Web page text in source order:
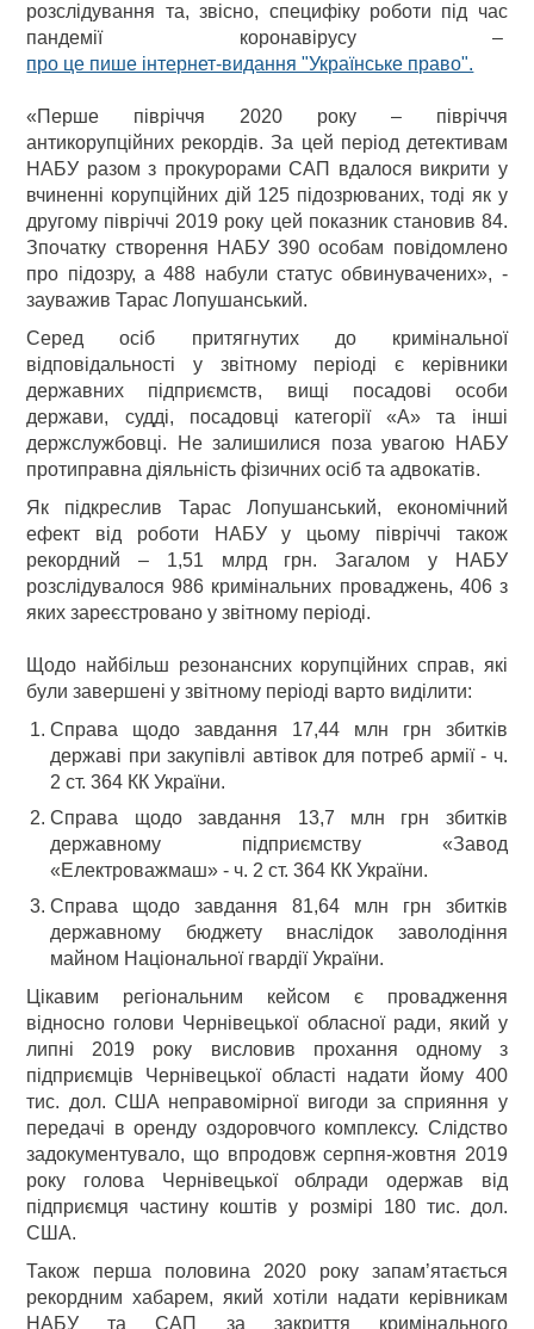
розслідування та, звісно, специфіку роботи під час
пандемії коронавірусу –
про це пише інтернет-видання "Українське право".
«Перше півріччя 2020 року – півріччя
антикорупційних рекордів. За цей період детективам
НАБУ разом з прокурорами САП вдалося викрити у
вчиненні корупційних дій 125 підозрюваних, тоді як у
другому півріччі 2019 року цей показник становив 84.
Зпочатку створення НАБУ 390 особам повідомлено
про підозру, а 488 набули статус обвинувачених», -
зауважив Тарас Лопушанський.
Серед осіб притягнутих до кримінальної
відповідальності у звітному періоді є керівники
державних підприємств, вищі посадові особи
держави, судді, посадовці категорії «А» та інші
держслужбовці. Не залишилися поза увагою НАБУ
протиправна діяльність фізичних осіб та адвокатів.
Як підкреслив Тарас Лопушанський, економічний
ефект від роботи НАБУ у цьому півріччі також
рекордний – 1,51 млрд грн. Загалом у НАБУ
розслідувалося 986 кримінальних проваджень, 406 з
яких зареєстровано у звітному періоді.
Щодо найбільш резонансних корупційних справ, які
були завершені у звітному періоді варто виділити:
Справа щодо завдання 17,44 млн грн збитків
державі при закупівлі автівок для потреб армії - ч.
2 ст. 364 КК України.
Справа щодо завдання 13,7 млн грн збитків
державному підприємству «Завод
«Електроважмаш» - ч. 2 ст. 364 КК України.
Справа щодо завдання 81,64 млн грн збитків
державному бюджету внаслідок заволодіння
майном Національної гвардії України.
Цікавим регіональним кейсом є провадження
відносно голови Чернівецької обласної ради, який у
липні 2019 року висловив прохання одному з
підприємців Чернівецької області надати йому 400
тис. дол. США неправомірної вигоди за сприяння у
передачі в оренду оздоровчого комплексу. Слідство
задокументувало, що впродовж серпня-жовтня 2019
року голова Чернівецької облради одержав від
підприємця частину коштів у розмірі 180 тис. дол.
США.
Також перша половина 2020 року запам’ятається
рекордним хабарем, який хотіли надати керівникам
НАБУ та САП за закриття кримінального